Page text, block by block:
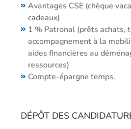
Avantages CSE (chèque
cadeaux)
1 % Patronal (prêts achats,
accompagnement à la
aides financières au
ressources)
Compte-épargne temps.
DÉPÔT DES